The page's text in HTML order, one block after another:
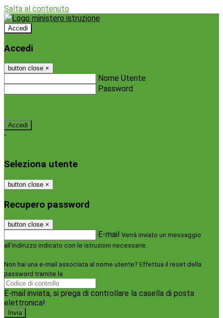
Salta al contenuto
Accedi
Accedi
button close ×
Nome Utente
Password
-
Seleziona utente
button close ×
Recupero password
button close ×
E-mail Verrà inviato un messaggio
all'indirizzo indicato con le istruzioni necessarie.
Non hai una e-mail associata al nome utente? Effettua il reset della
password tramite la
E-mail inviata, si prega di controllare la casella di posta
elettronica!